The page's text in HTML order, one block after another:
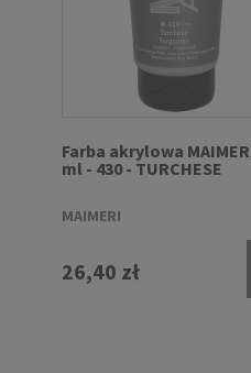
Farba akrylowa
ml - 430 - TURCHESE
MAIMERI
26,40 zł